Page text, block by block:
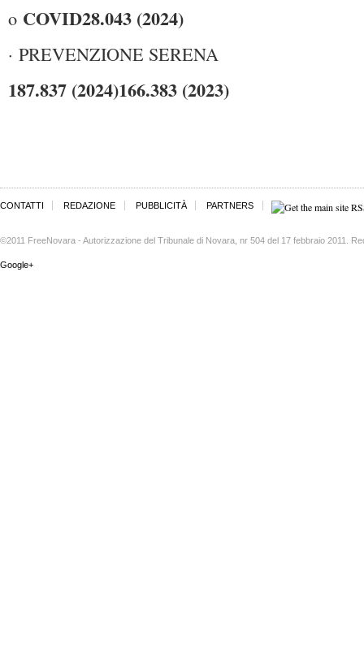
o COVID28.043 (2024)
· PREVENZIONE SERENA
187.837 (2024)166.383 (2023)
CONTATTI REDAZIONE PUBBLICITÀ PARTNERS
©2011 FreeNovara - Autorizzazione del Tribunale di Novara, nr 504 del 17 febbraio 2011.
Google+